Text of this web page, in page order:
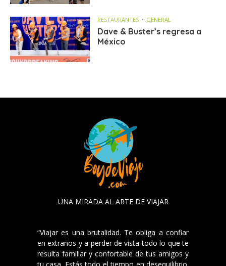
RESTAURANTES GENERAL
Dave & Buster’s regresa a
México
UNA MIRADA AL ARTE DE VIAJAR
“Viajar es una brutalidad. Te obliga a confiar
en extraños y a perder de vista todo lo que te
resulta familiar y confortable de tus amigos y